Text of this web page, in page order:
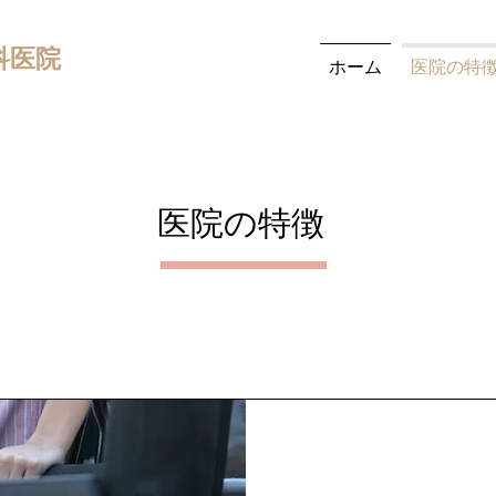
医院 ホーム 医院の特
​医院の特徴